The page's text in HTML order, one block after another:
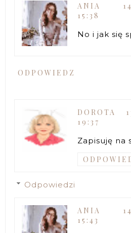
ANIA
15:38
No i jak się
ODPOWIEDZ
DOROTA
19:37
Zapisuję na
Odpowiedzi
ANIA
15:43